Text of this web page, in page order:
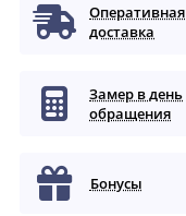
Оперативная
доставка
Замер в день
обращения
Бонусы